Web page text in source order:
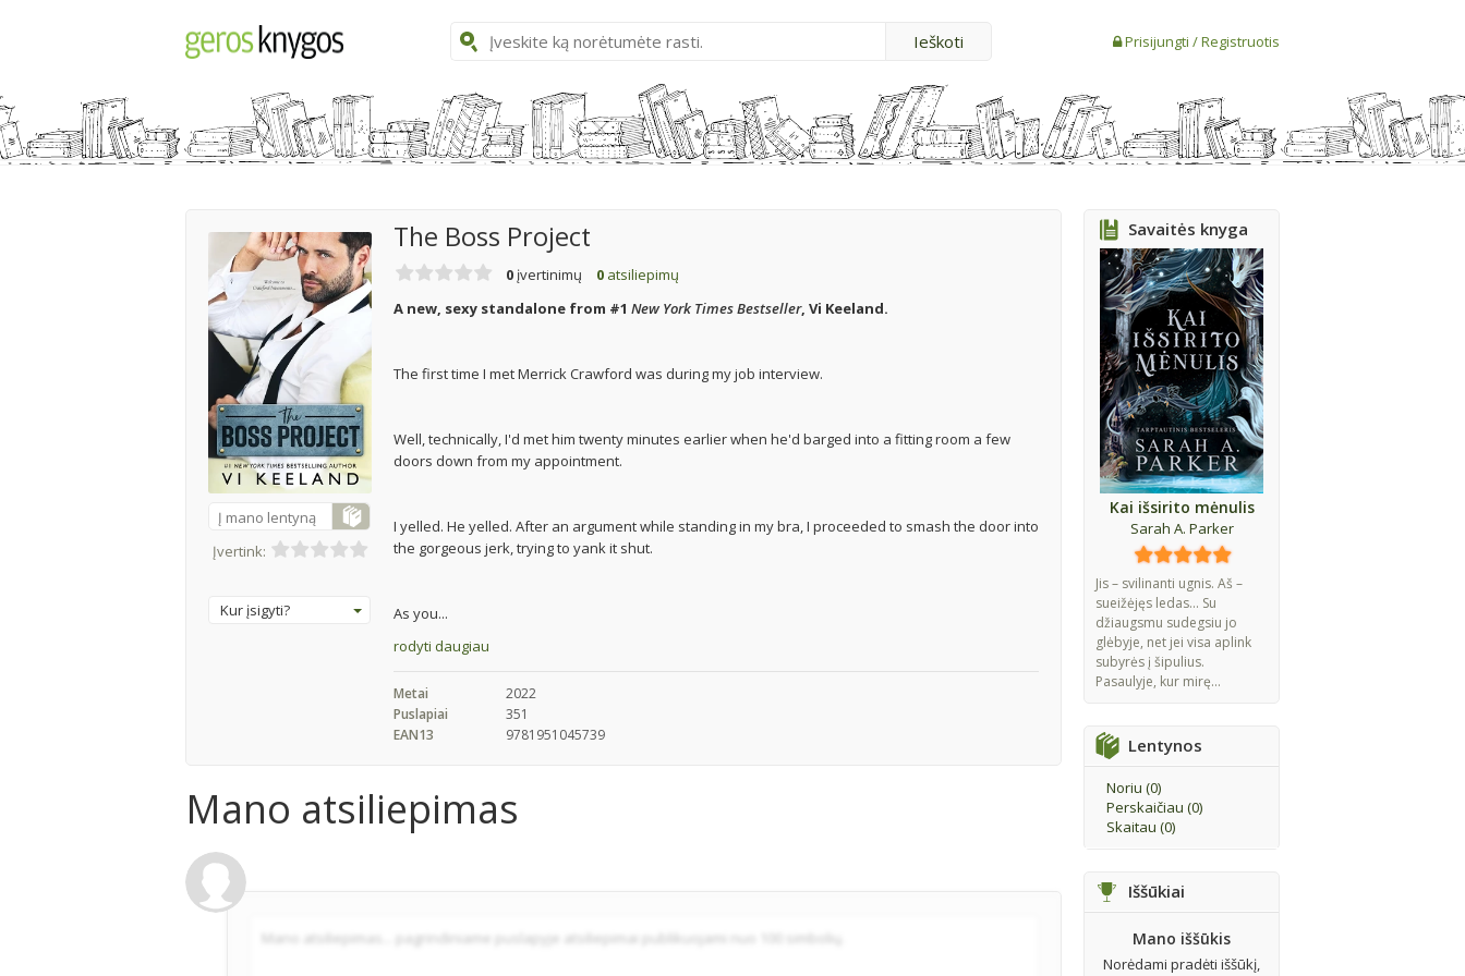
Prisijungti /Registruotis
Savaitės knyga
Kai išsirito mėnulis
Sarah A. Parker
Jis – svilinanti ugnis. Aš –
sueižėjęs ledas... Su
džiaugsmu sudegsiu jo
glėbyje, net jei visa aplink
subyrės į šipulius.
Pasaulyje, kur mirę...
Lentynos
Noriu (0)
Perskaičiau (0)
Skaitau (0)
Iššūkiai
Mano iššūkis
Norėdami pradėti iššūkį,
Į mano lentyną
Įvertink:
Kur įsigyti?
The Boss Project
0 įvertinimų 0 atsiliepimų
A new, sexy standalone from #1 New York Times Bestseller, Vi Keeland.
The first time I met Merrick Crawford was during my job interview.
Well, technically, I'd met him twenty minutes earlier when he'd barged into a fitting room a few
doors down from my appointment.
I yelled. He yelled. After an argument while standing in my bra, I proceeded to smash the door into
the gorgeous jerk, trying to yank it shut.
As you...
rodyti daugiau
Metai
2022
Puslapiai
351
EAN13
9781951045739
Mano atsiliepimas